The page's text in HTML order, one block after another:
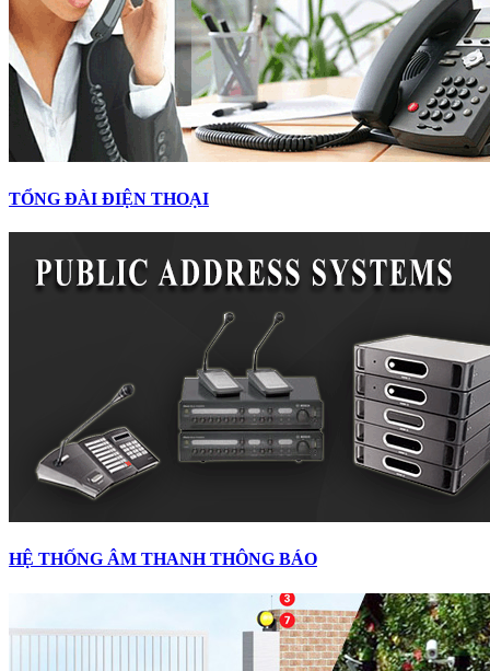
TỔNG ĐÀI ĐIỆN THOẠI
HỆ THỐNG ÂM THANH THÔNG BÁO